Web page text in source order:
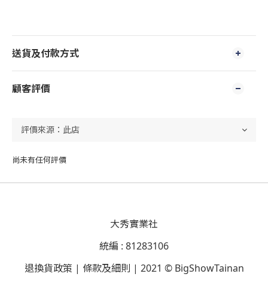
送貨及付款方式
顧客評價
尚未有任何評價
大秀實業社
統編 : 81283106
退換貨政策 | 條款及細則 | 2021 © BigShowTainan